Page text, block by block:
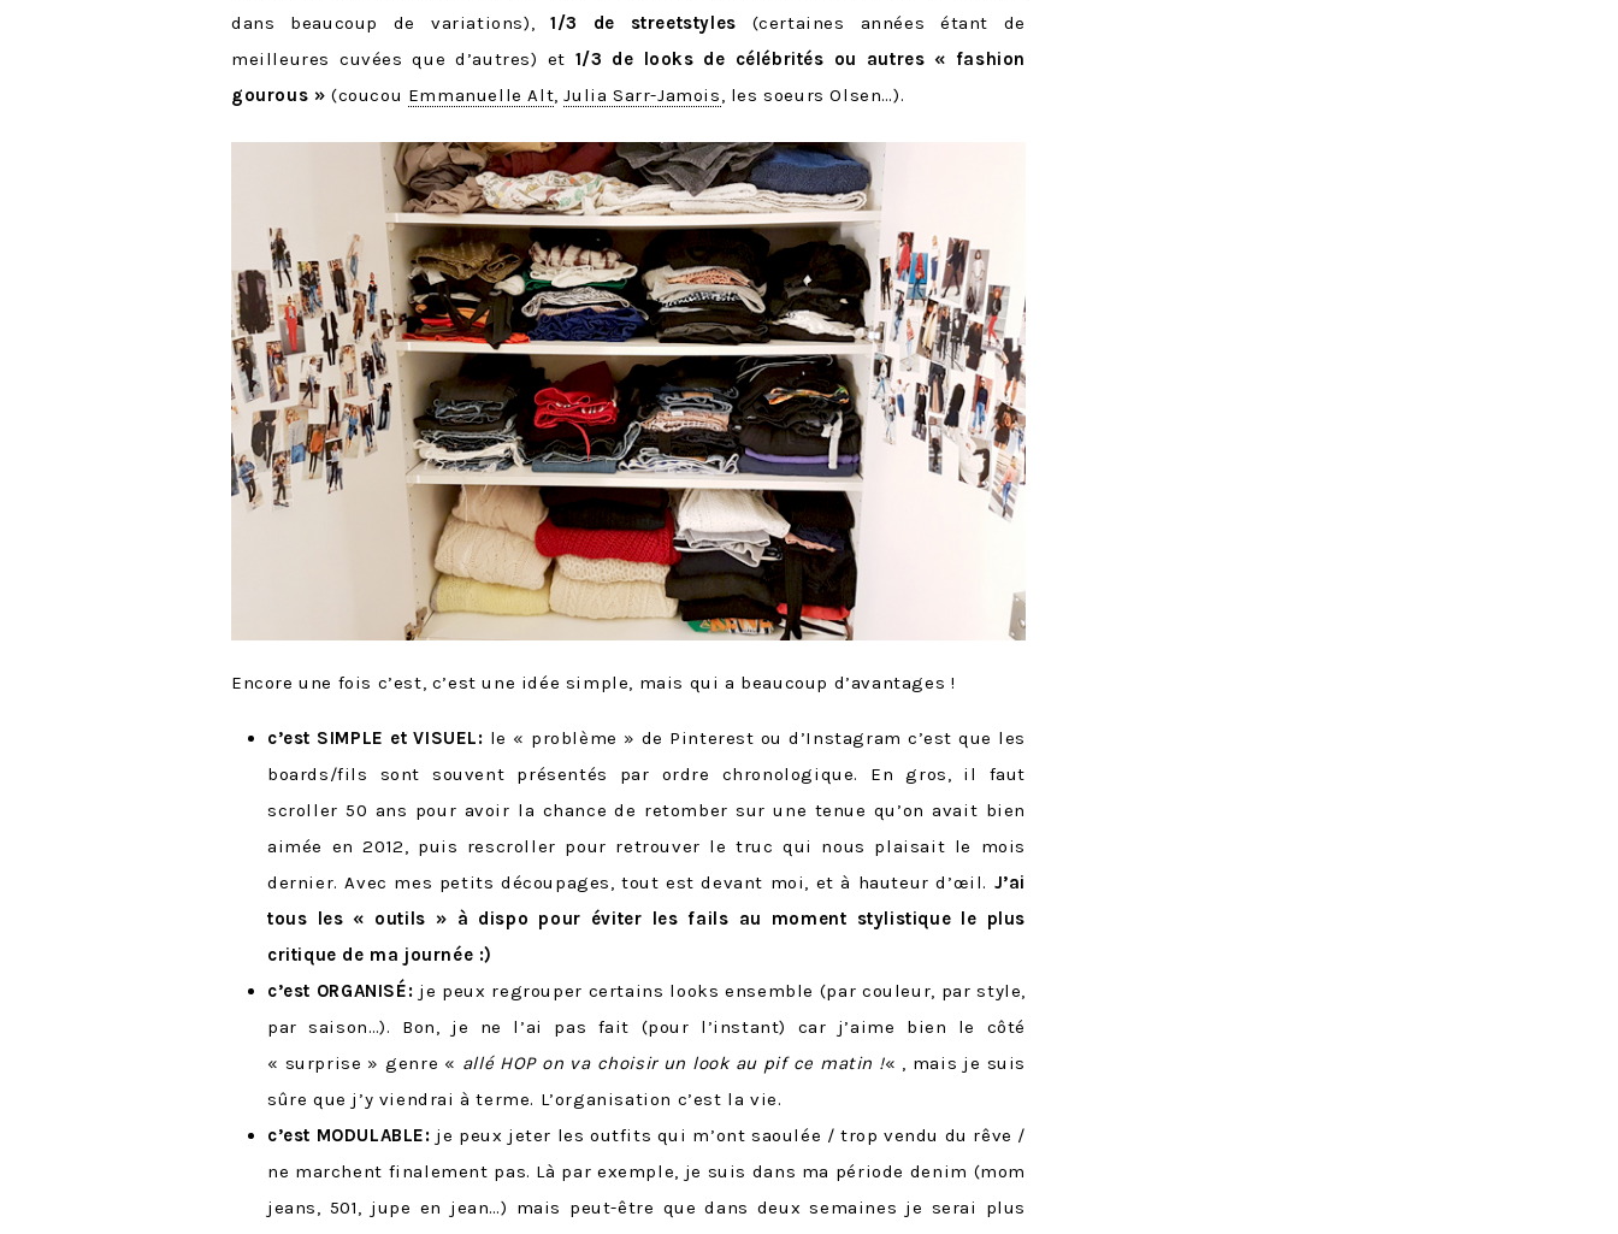
dans beaucoup de variations), 1/3 de streetstyles (certaines années étant de
meilleures cuvées que d’autres) et 1/3 de looks de célébrités ou autres « fashion
gourous » (coucou Emmanuelle Alt,Julia Sarr-Jamois, les soeurs Olsen…).
Encore une fois c’est, c’est une idée simple, mais qui a beaucoup d’avantages !
c’est SIMPLE et VISUEL: le « problème » de Pinterest ou d’Instagram c’est que les
boards/fils sont souvent présentés par ordre chronologique. En gros, il faut
scroller 50 ans pour avoir la chance de retomber sur une tenue qu’on avait bien
aimée en 2012, puis rescroller pour retrouver le truc qui nous plaisait le mois
dernier. Avec mes petits découpages, tout est devant moi, et à hauteur d’œil. J’ai
tous les « outils » à dispo pour éviter les fails au moment stylistique le plus
critique de ma journée :)
c’est ORGANISÉ: je peux regrouper certains looks ensemble (par couleur, par style,
par saison…). Bon, je ne l’ai pas fait (pour l’instant) car j’aime bien le côté
« surprise » genre « allé HOP on va choisir un look au pif ce matin !« , mais je suis
sûre que j’y viendrai à terme. L’organisation c’est la vie.
c’est MODULABLE: je peux jeter les outfits qui m’ont saoulée / trop vendu du rêve /
ne marchent finalement pas. Là par exemple, je suis dans ma période denim (mom
jeans, 501, jupe en jean…) mais peut-être que dans deux semaines je serai plus